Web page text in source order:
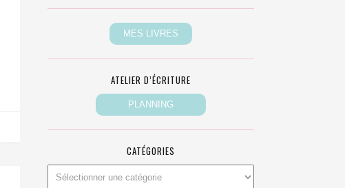
ATELIER D’ÉCRITURE
CATÉGORIES